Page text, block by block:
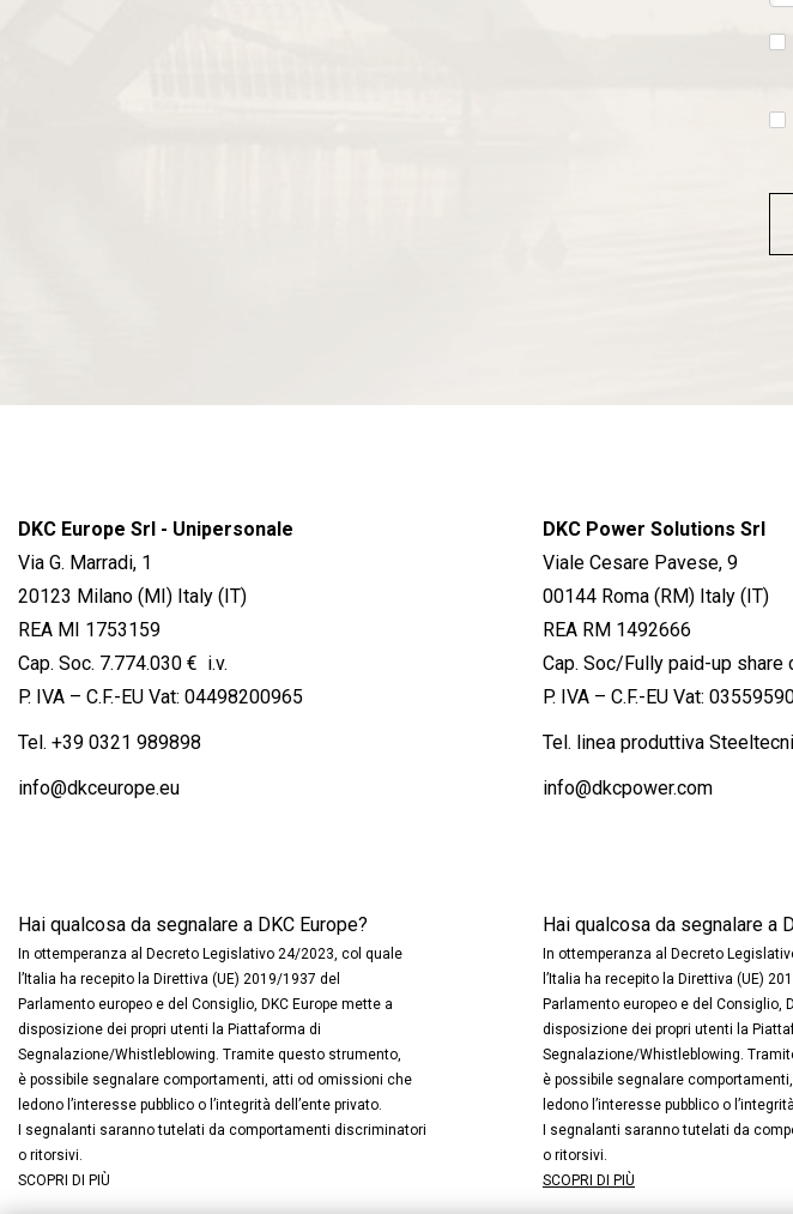
DKC Europe Srl - Unipersonale
Via G. Marradi, 1
20123 Milano (MI) Italy (IT)
REA MI 1753159
Cap. Soc. 7.774.030 € i.v.
P. IVA – C.F.-EU Vat: 04498200965
Tel. +39 0321 989898
info@dkceurope.eu
Hai qualcosa da segnalare a DKC Europe?
In ottemperanza al Decreto Legislativo 24/2023, col quale
l’Italia ha recepito la Direttiva (UE) 2019/1937 del
Parlamento europeo e del Consiglio, DKC Europe mette a
disposizione dei propri utenti la Piattaforma di
Segnalazione/Whistleblowing. Tramite questo strumento,
è possibile segnalare comportamenti, atti od omissioni che
ledono l’interesse pubblico o l’integrità dell’ente privato.
I segnalanti saranno tutelati da comportamenti discriminatori
o ritorsivi.
SCOPRI DI PIÙ
DKC Power Solutions Srl
Viale Cesare Pavese, 9
00144 Roma (RM) Italy (IT)
REA RM 1492666
Cap. Soc/Fully paid-up share
P. IVA – C.F.-EU Vat:
Tel. linea produttiva
info@dkcpower.com
Hai qualcosa da segnalare a
In ottemperanza al Decreto
l’Italia ha recepito la Direttiva (UE)
Parlamento europeo e del Consiglio,
disposizione dei propri utenti la
Segnalazione/Whistleblowing.
è possibile segnalare
ledono l’interesse pubblico o
I segnalanti saranno tutelati da
o ritorsivi.
SCOPRI DI PIÙ